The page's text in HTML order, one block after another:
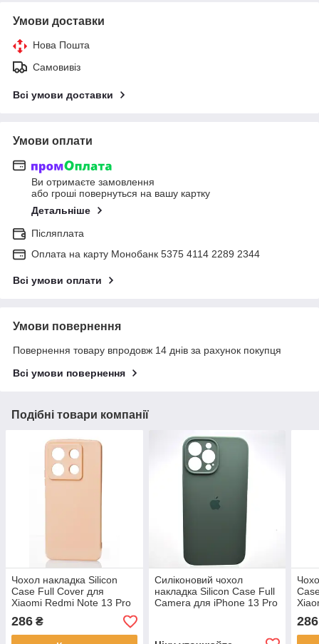
Умови доставки
Нова Пошта
Самовивіз
Всі умови доставки
Умови оплати
Ви отримаєте замовлення
або гроші повернуться на вашу картку
Детальніше
Післяплата
Оплата на карту Монобанк 5375 4114 2289 2344
Всі умови оплати
Умови повернення
Повернення товару впродовж 14 днів за рахунок покупця
Всі умови повернення
Подібні товари компанії
Чохол накладка Silicon
Case Full Cover для
Xiaomi Redmi Note 13 Pro
5G/Poco X6 5G Pink Sand
286 ₴
Силіконовий чохол
накладка Silicon Case Full
Camera для iPhone 13 Pro
286